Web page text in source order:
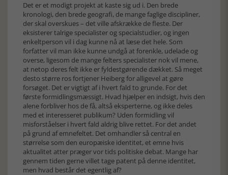
Det er et modigt projekt at kaste sig ud i. Den brede
kronologi, den brede geografi, de mange faglige discipliner,
der skal overskues – det ville afskrække de fleste. Der
eksisterer talrige specialister og specialstudier, og ingen
enkeltperson vil i dag kunne nå at læse det hele. Som
forfatter vil man ikke kunne undgå at forenkle, udelade og
overse, ligesom de mange felters specialister nok vil mene,
at netop deres felt ikke er fyldestgørende dækket. Så meget
desto større ros fortjener Heiberg for alligevel at gøre
forsøget. Det er vigtigt af i hvert fald to grunde. For det
første formidlingsmæssigt. Hvad hjælper en indsigt, hvis den
alene forbliver hos de få, altså eksperterne, og ikke deles
med et interesseret publikum? Uden formidling vil
misforståelser i hvert fald aldrig blive rettet. For det andet
på grund af emnefeltet. Det omhandler så central en
størrelse som den europæiske identitet, et emne hvis
aktualitet atter præger vor tids politiske debat. Mange har
gennem tiden gerne villet tage patent på denne identitet,
men hvad består det egentlig af?